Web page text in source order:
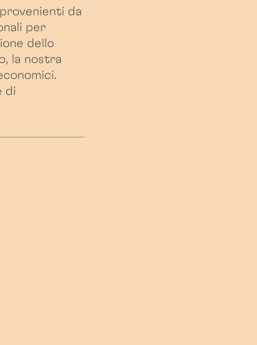
da
per
dello
la nostra
di